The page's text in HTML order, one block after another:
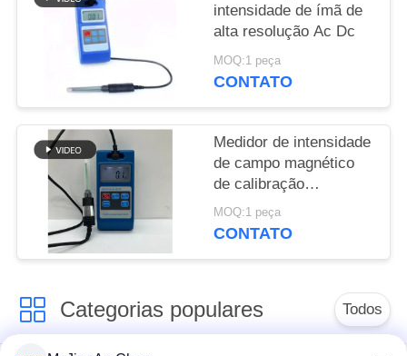
intensidade de ímã de
alta resolução Ac Dc
MOQ:1 peça
CONTATO
Medidor de intensidade
de campo magnético
de calibração
automática 3000mt
Magnetômetro digital
MOQ:1 peça
CONTATO
Categorias populares Todos